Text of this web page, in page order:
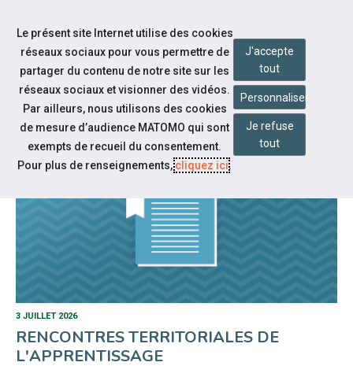
Aller au contenu
NOTRE ACTUALITÉ
3 JUILLET 2026
RENCONTRES TERRITORIALES DE
L'APPRENTISSAGE
Le présent site Internet utilise des cookies
réseaux sociaux pour vous permettre de
partager du contenu de notre site sur les
réseaux sociaux et visionner des vidéos.
Par ailleurs, nous utilisons des cookies
de mesure d’audience MATOMO qui sont
exempts de recueil du consentement.
Pour plus de renseignements,cliquez ici.
J'accepte
tout
Personnaliser
Je refuse
tout